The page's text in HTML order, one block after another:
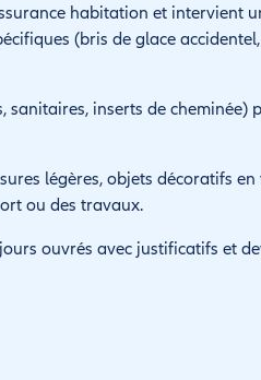
habitation et intervient
(bris de glace
inserts de cheminée)
légères, objets décoratifs
ou des travaux.
ouvrés avec justificatifs et